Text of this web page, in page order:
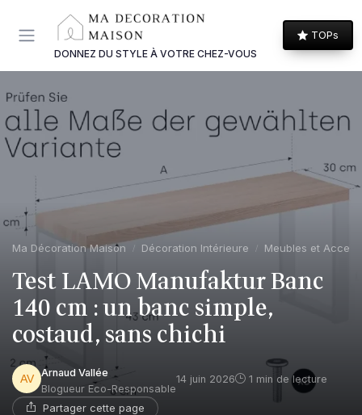
DONNEZ DU STYLE À VOTRE CHEZ-VOUS
TOPs
Ma Décoration Maison Décoration Intérieure Meubles et
Test LAMO Manufaktur Banc
140 cm : un banc simple,
costaud, sans chichi
Arnaud Vallée
Blogueur Eco-Responsable
14 juin 2026 1 min de lecture
Partager cette page
Panneau de gestion des cookies